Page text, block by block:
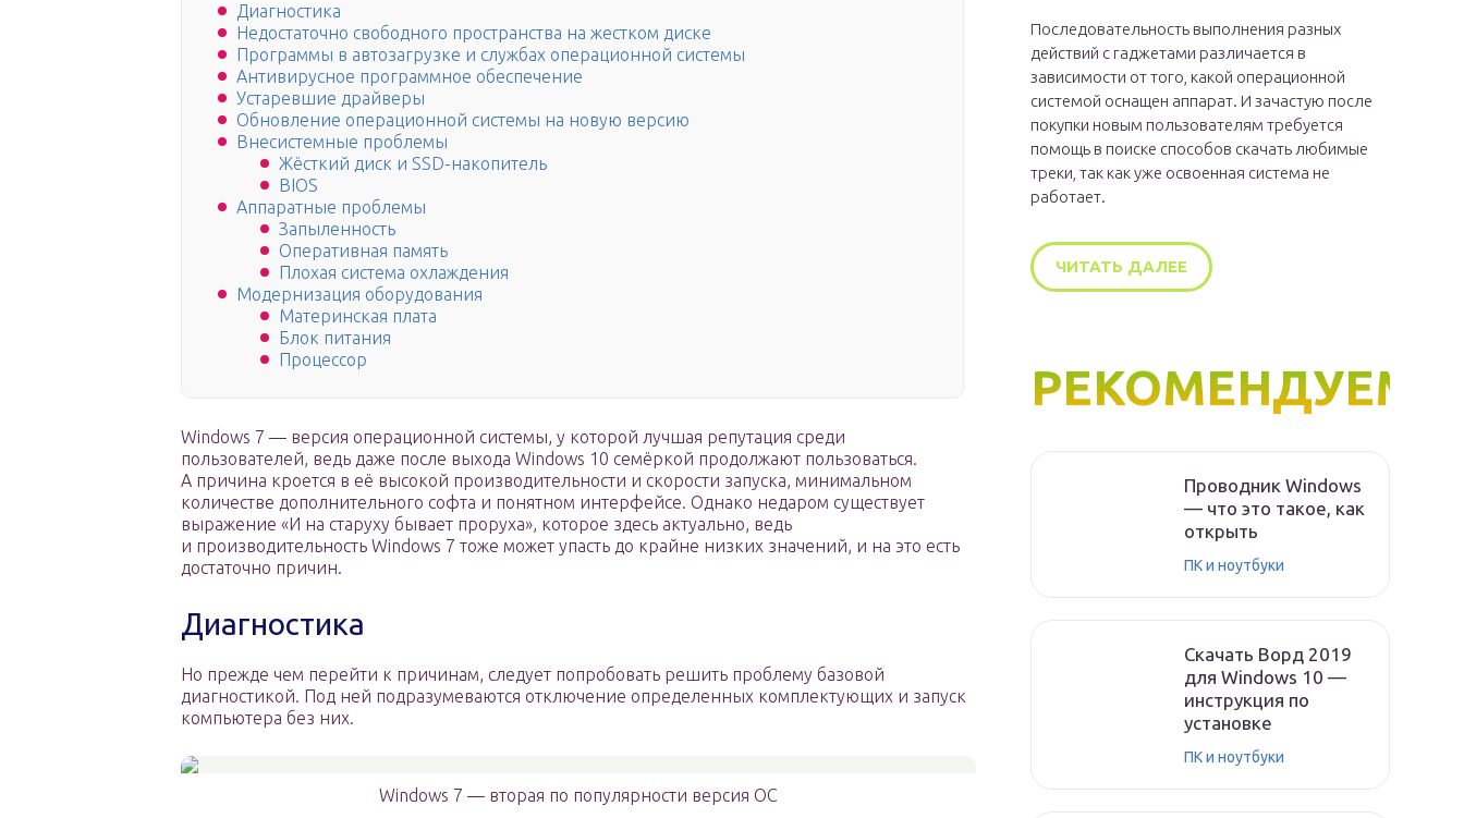
Диагностика
Недостаточно свободного пространства на жестком диске
Программы в автозагрузке и службах операционной системы
Антивирусное программное обеспечение
Устаревшие драйверы
Обновление операционной системы на новую версию
Внесистемные проблемы
Жёсткий диск и SSD-накопитель
BIOS
Аппаратные проблемы
Запыленность
Оперативная память
Плохая система охлаждения
Модернизация оборудования
Материнская плата
Блок питания
Процессор
Windows 7 — версия операционной системы, у которой лучшая репутация среди
пользователей, ведь даже после выхода Windows 10 семёркой продолжают пользоваться.
А причина кроется в её высокой производительности и скорости запуска, минимальном
количестве дополнительного софта и понятном интерфейсе. Однако недаром существует
выражение «И на старуху бывает проруха», которое здесь актуально, ведь
и производительность Windows 7 тоже может упасть до крайне низких значений, и на это есть
достаточно причин.
Диагностика
Но прежде чем перейти к причинам, следует попробовать решить проблему базовой
диагностикой. Под ней подразумеваются отключение определенных комплектующих и запуск
компьютера без них.
Windows 7 — вторая по популярности версия ОС
Последовательность выполнения разных
действий с гаджетами различается в
зависимости от того, какой операционной
системой оснащен аппарат. И зачастую после
покупки новым пользователям требуется
помощь в поиске способов скачать любимые
треки, так как уже освоенная система не
работает.
ЧИТАТЬ ДАЛЕЕ
РЕКОМЕНДУЕМ
Проводник Windows
— что это такое, как
открыть
ПК и ноутбуки
Скачать Ворд 2019
для Windows 10 —
инструкция по
установке
ПК и ноутбуки